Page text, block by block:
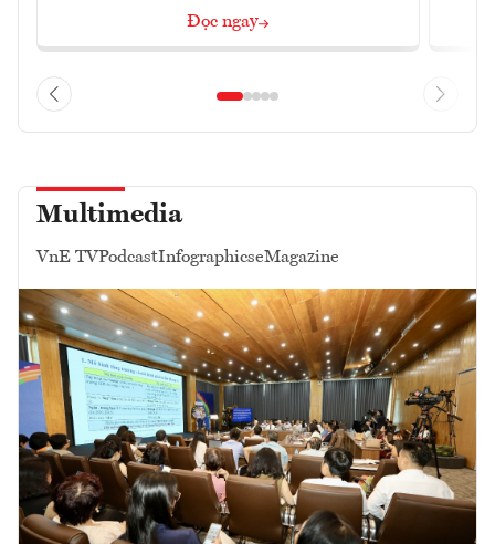
Đọc ngay
Multimedia
VnE TVPodcastInfographicseMagazine